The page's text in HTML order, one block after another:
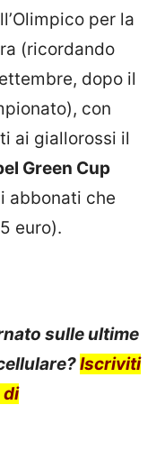
per la
(ricordando
dopo il
con
ai giallorossi il
Green Cup
abbonati che
euro).
sulle ultime
Iscriviti
di